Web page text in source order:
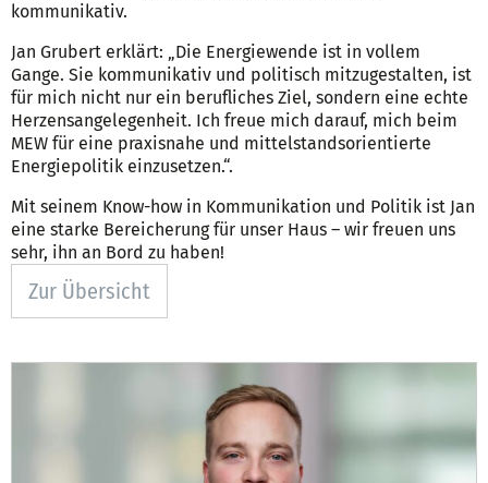
kommunikativ.
Jan Grubert erklärt: „Die Energiewende ist in vollem
Gange. Sie kommunikativ und politisch mitzugestalten, ist
für mich nicht nur ein berufliches Ziel, sondern eine echte
Herzensangelegenheit. Ich freue mich darauf, mich beim
MEW für eine praxisnahe und mittelstandsorientierte
Energiepolitik einzusetzen.“.
Mit seinem Know-how in Kommunikation und Politik ist Jan
eine starke Bereicherung für unser Haus – wir freuen uns
sehr, ihn an Bord zu haben!
Zur Übersicht